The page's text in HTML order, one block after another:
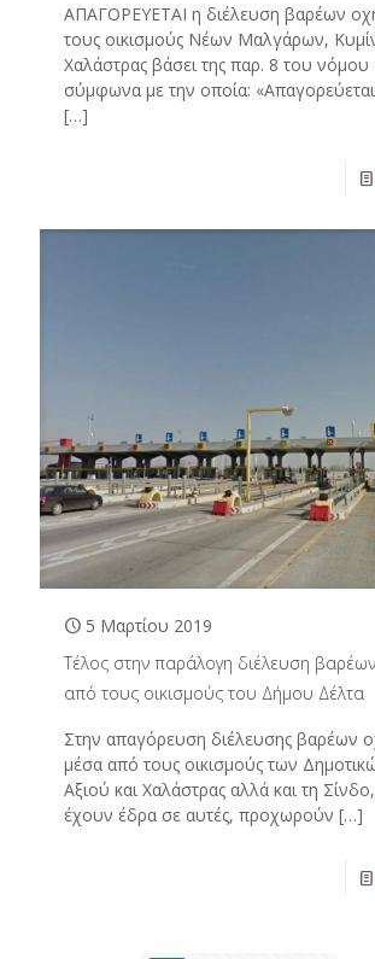
ΑΠΑΓΟΡΕΥΕΤΑΙ η διέλευση βαρέων
τους οικισμούς Νέων Μαλγάρων,
Χαλάστρας βάσει της παρ. 8 του
σύμφωνα με την οποία:
[…]
5 Μαρτίου 2019
Τέλος στην παράλογη διέλευση
από τους οικισμούς του Δήμου Δέλτα
Στην απαγόρευση διέλευσης βαρέων
μέσα από τους οικισμούς των
Αξιού και Χαλάστρας αλλά και τη
έχουν έδρα σε αυτές, προχωρούν […]